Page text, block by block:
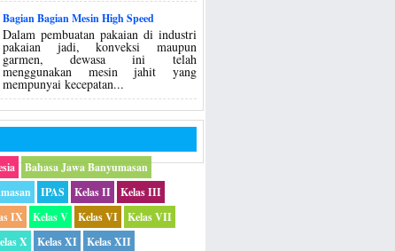
Bagian Bagian Mesin High Speed
Dalam pembuatan pakaian di industri
pakaian jadi, konveksi maupun
garmen, dewasa ini telah
menggunakan mesin jahit yang
mempunyai kecepatan...
Bahasa Jawa Banyumasan
IPAS Kelas II
Kelas III
IX Kelas V Kelas VI
Kelas VII
X Kelas XI
Kelas XII